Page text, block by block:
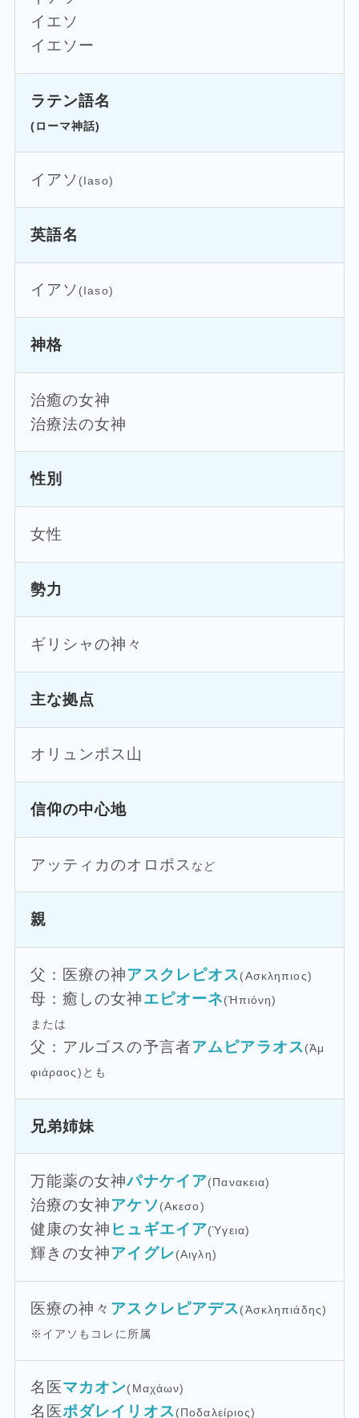
イエソ
イエソー
ラテン語名
(ローマ神話)
イアソ (Iaso)
英語名
イアソ (Iaso)
神格
治癒の女神
治療法の女神
性別
女性
勢力
ギリシャの神々
主な拠点
オリュンポス山
信仰の中心地
アッティカのオロポス など
親
父：医療の神アスクレピオス(Ασκληπιος)
母：癒しの女神エピオーネ(Ἠπιόνη)
または
父：アルゴスの予言者アムピアラオス(Ἀμ
φιάραος)とも
兄弟姉妹
万能薬の女神パナケイア(Πανακεια)
治療の女神アケソ (Ακεσο)
健康の女神 ヒュギエイア(Ὑγεια)
輝きの女神アイグレ(Αιγλη)
医療の神々 アスクレピアデス(Ἀσκληπιάδης)
※イアソもコレに所属
名医マカオン(Μαχάων)
名医ポダレイリオス(Ποδαλείριος)